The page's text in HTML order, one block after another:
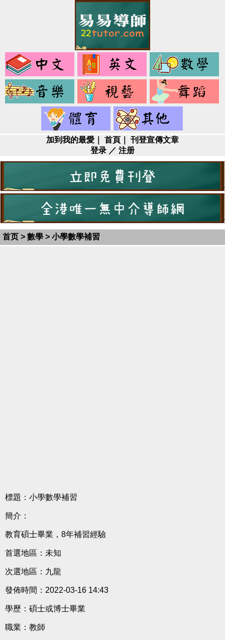
中
文
音
藝
健
身
加到我的最愛 首頁
刊登宣傳文章
登录 ／ 注册
首页 > 數學 > 小學數學補習
標題：小學數學補習
簡介：
教育碩士畢業，8年補習經驗
首選地區：未知
次選地區：九龍
發佈時間：2022-03-16 14:43
學歷：碩士或博士畢業
職業：教師